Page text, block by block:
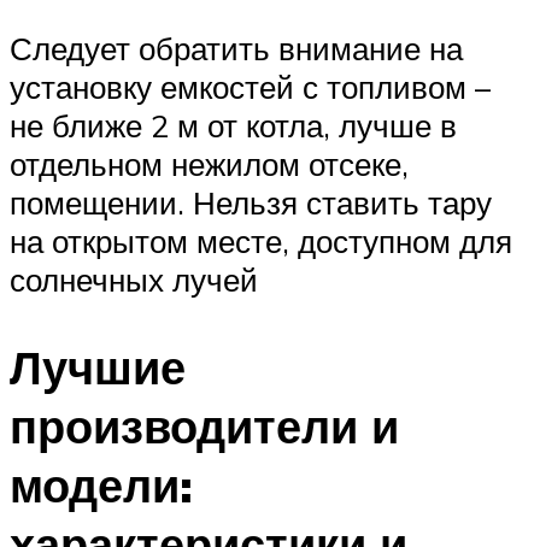
Следует обратить внимание на
установку емкостей с топливом –
не ближе 2 м от котла, лучше в
отдельном нежилом отсеке,
помещении. Нельзя ставить тару
на открытом месте, доступном для
солнечных лучей
Лучшие
производители и
модели: